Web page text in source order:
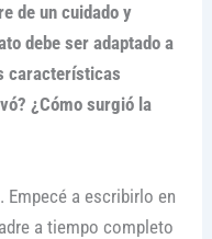
de un cuidado y
debe ser adaptado a
características
¿Cómo surgió la
a escribirlo en
a tiempo completo